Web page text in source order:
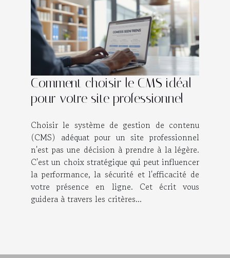
Comment choisir le CMS idéal
pour votre site professionnel
Choisir le système de gestion de contenu
(CMS) adéquat pour un site professionnel
n'est pas une décision à prendre à la légère.
C'est un choix stratégique qui peut influencer
la performance, la sécurité et l'efficacité de
votre présence en ligne. Cet écrit vous
guidera à travers les critères...